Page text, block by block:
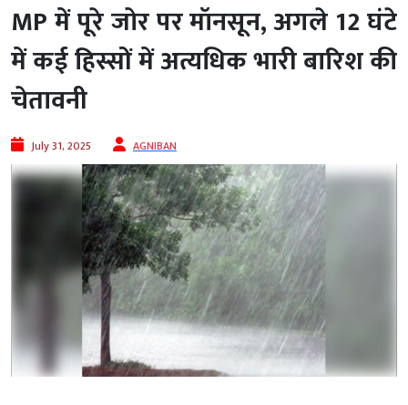
MP में पूरे जोर पर मॉनसून, अगले 12 घंटे
में कई हिस्सों में अत्यधिक भारी बारिश की
चेतावनी
July 31, 2025 AGNIBAN